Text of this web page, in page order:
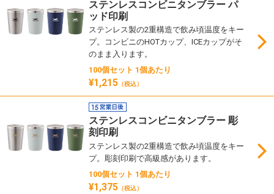
ステンレスコンビニタンブラー パ
ッド印刷
ステンレス製の2重構造で飲み頃温度をキー
プ。コンビニのHOTカップ、ICEカップがそ
のまま入ります。
100個セット 1個あたり
¥1,215 （税込）
ステンレスコンビニタンブラー 彫
刻印刷
ステンレス製の2重構造で飲み頃温度をキー
プ。彫刻印刷で高級感があります。
100個セット 1個あたり
¥1,375 （税込）